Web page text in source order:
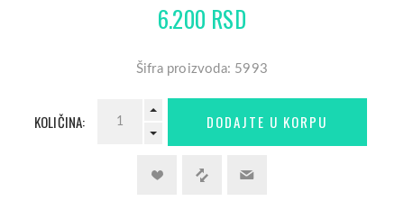
6.200 RSD
Šifra proizvoda: 5993
KOLIČINA: